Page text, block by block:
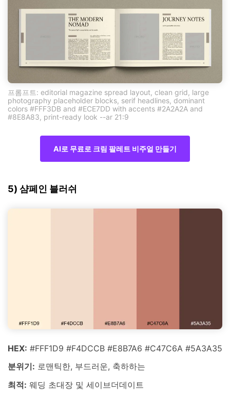
프롬프트: editorial magazine spread layout, clean grid, large
photography placeholder blocks, serif headlines, dominant
colors #FFF3DB and #ECE7DD with accents #2A2A2A and
#8E8A83, print-ready look --ar 21:9
AI로 무료로 크림 팔레트 비주얼 만들기
5) 샴페인 블러쉬
HEX: #FFF1D9 #F4DCCB #E8B7A6 #C47C6A #5A3A35
분위기: 로맨틱한, 부드러운, 축하하는
최적: 웨딩 초대장 및 세이브더데이트